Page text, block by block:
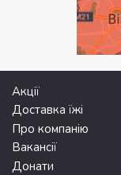
Акції
Доставка їжі
Про компанію
Вакансії
Донати